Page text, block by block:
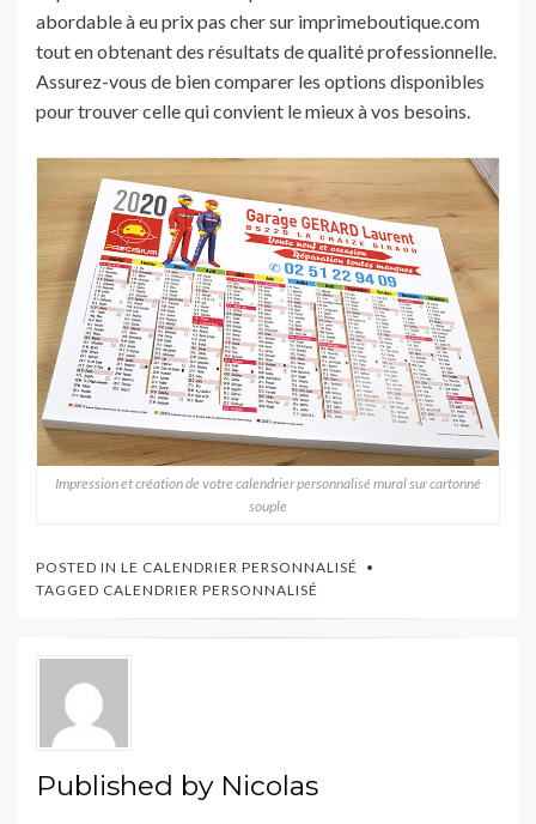
abordable à eu prix pas cher sur imprimeboutique.com
tout en obtenant des résultats de qualité professionnelle.
Assurez-vous de bien comparer les options disponibles
pour trouver celle qui convient le mieux à vos besoins.
Impression et création de votre calendrier personnalisé mural sur cartonné
souple
POSTED IN LE CALENDRIER PERSONNALISÉ
TAGGED CALENDRIER PERSONNALISÉ
Published by Nicolas